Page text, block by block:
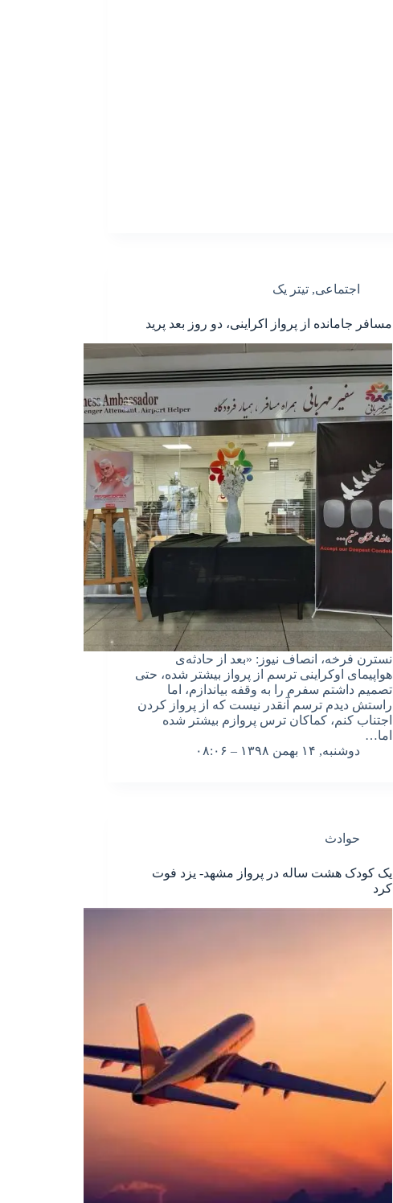
اجتماعی,تیتر یک
مسافر جامانده از پرواز اکراینی، دو روز بعد پرید
نسترن فرخه، انصاف نیوز: «بعد از حادثه‌ی
هواپیمای اوکراینی ترسم از پرواز بیشتر شده، حتی
تصمیم داشتم سفرم را به وقفه بیاندازم، اما
راستش دیدم ترسم آنقدر نیست که از پرواز کردن
اجتناب کنم، کماکان ترس ‌پروازم بیشتر شده
اما…
دوشنبه, ۱۴ بهمن ۱۳۹۸ – ۰۸:۰۶
حوادث
یک کودک هشت ساله در پرواز مشهد- یزد فوت
کرد